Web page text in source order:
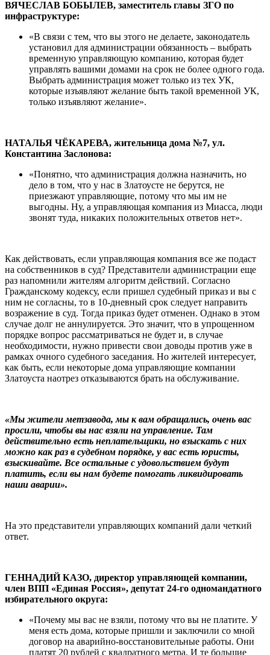
ВЯЧЕСЛАВ БОБЫЛЕВ, заместитель главы ЗГО по
инфраструктуре:
«В связи с тем, что вы этого не делаете, законодатель
установил для администрации обязанность – выбрать
временную управляющую компанию, которая будет
управлять вашими домами на срок не более одного года.
Выбрать администрация может только из тех УК,
которые изъявляют желание быть такой временной УК,
только изъявляют желание».
НАТАЛЬЯ ЧЁКАРЕВА, жительница дома №7, ул.
Константина Заслонова:
«Понятно, что администрация должна назначить, но
дело в том, что у нас в Златоусте не берутся, не
приезжают управляющие, потому что мы им не
выгодны. Ну, а управляющая компания из Миасса, люди
звонят туда, никаких положительных ответов нет».
Как действовать, если управляющая компания все же подаст
на собственников в суд? Представители администрации еще
раз напомнили жителям алгоритм действий. Согласно
Гражданскому кодексу, если пришел судебный приказ и вы с
ним не согласны, то в 10-дневный срок следует направить
возражение в суд. Тогда приказ будет отменен. Однако в этом
случае долг не аннулируется. Это значит, что в упрощенном
порядке вопрос рассматриваться не будет и, в случае
необходимости, нужно привести свои доводы против уже в
рамках очного судебного заседания. Но жителей интересует,
как быть, если некоторые дома управляющие компании
Златоуста наотрез отказываются брать на обслуживание.
«Мы жители метзавода, мы к вам обращались, очень вас
просили, чтобы вы нас взяли на управление. Там
действительно есть неплательщики, но взыскать с них
можно как раз в судебном порядке, у вас есть юристы,
взыскивайте. Все остальные с удовольствием будут
платить, если вы нам будете помогать ликвидировать
наши аварии».
На это представители управляющих компаний дали четкий
ответ.
ГЕННАДИЙ КАЗО, директор управляющей компании,
член ВПП «Единая Россия», депутат 24-го одномандатного
избирательного округа:
«Почему мы вас не взяли, потому что вы не платите. У
меня есть дома, которые пришли и заключили со мной
договор на аварийно-восстановительные работы. Они
платят 20 рублей с квадратного метра. И те большие